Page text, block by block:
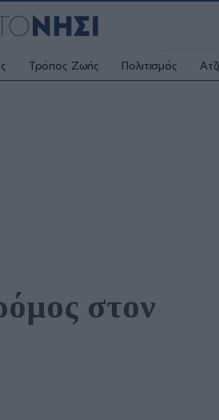
Τρόπος Ζωής Πολιτισμός
στον